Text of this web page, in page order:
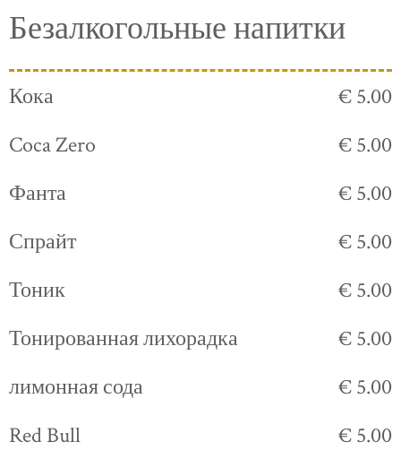
Безалкогольные напитки
Кока
€ 5.00
Coca Zero
€ 5.00
Фанта
€ 5.00
Спрайт
€ 5.00
Тоник
€ 5.00
Тонированная лихорадка
€ 5.00
лимонная сода
€ 5.00
Red Bull
€ 5.00